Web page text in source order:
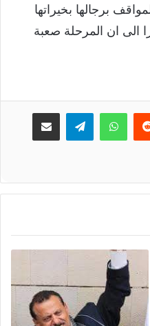
برجالها بخيراتها
الى ان المرحلة صعبة
واتسابتيلقرام مشاركة عبر البريد